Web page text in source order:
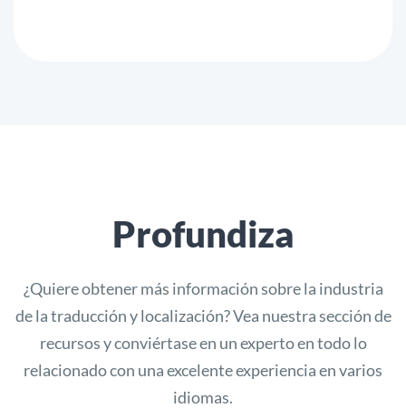
Profundiza
¿Quiere obtener más información sobre la industria
de la traducción y localización? Vea nuestra sección de
recursos y conviértase en un experto en todo lo
relacionado con una excelente experiencia en varios
idiomas.